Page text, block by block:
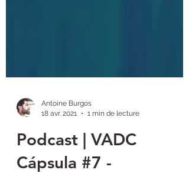
18 avr. 2021
1 min de lecture
Podcast | VADC